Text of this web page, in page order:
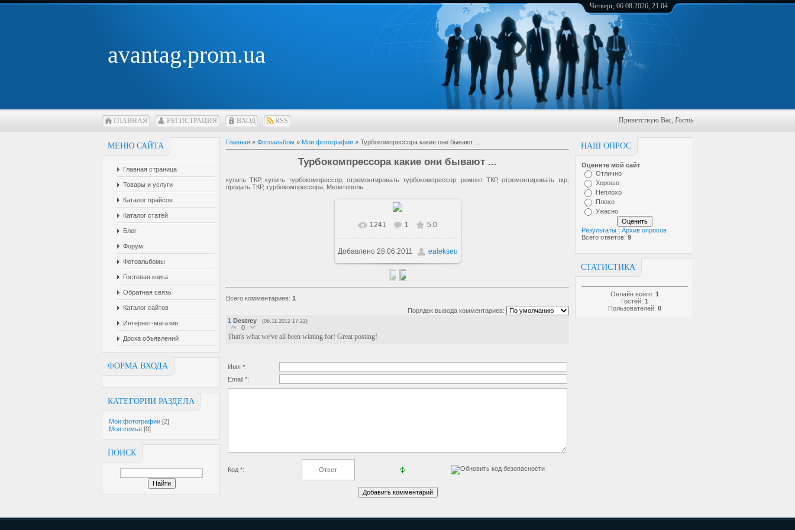
avantag.prom.ua
Четверг, 06.08.2026, 21:04
ГЛАВНАЯ РЕГИСТРАЦИЯ ВХОД RSS Приветствую Вас, Гость
МЕНЮ САЙТА
Главная страница
Товары и услуги
Каталог прайсов
Каталог статей
Блог
Форум
Фотоальбомы
Гостевая книга
Обратная связь
Каталог сайтов
Интернет-магазин
Доска объявлений
ФОРМА ВХОДА
КАТЕГОРИИ РАЗДЕЛА
Мои фотографии [2]
Моя семья [0]
ПОИСК
НАШ ОПРОС
Оцените мой сайт
Отлично
Хорошо
Неплохо
Плохо
Ужасно
Результаты | Архив опросов
Всего ответов: 9
СТАТИСТИКА
Онлайн всего: 1
Гостей: 1
Пользователей: 0
Главная » Фотоальбом » Мои фотографии » Турбокомпрессора какие они бывают ...
Турбокомпрессора какие они бывают ...
купить ТКР, купить турбокомпрессор, отремонтировать турбокомпрессор, ремонт ТКР, отремонтировать ткр,
продать ТКР, турбокомпрессора, Мелитополь
1241 1 5.0
Добавлено 28.06.2011 ealekseu
Всего комментариев: 1
Порядок вывода комментариев:
1 Destrey (06.11.2012 17:22)
0
That's what we've all been wiating for! Great posting!
Имя *:
Email *:
Код *: